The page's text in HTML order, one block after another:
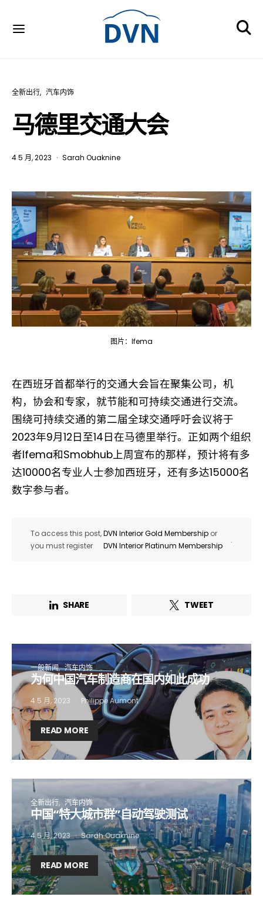
全新出行 汽车内饰
马德里交通大会
4 5 月, 2023 Sarah Ouaknine
图片：Ifema
在西班牙首都举行的交通大会旨在聚集公司，机
构，协会和专家，就节能和可持续交通进行交流。
围绕可持续交通的第二届全球交通呼吁会议将于
2023年9月12日至14日在马德里举行。正如两个组织
者Ifema和Smobhub上周宣布的那样，预计将有多
达10000名专业人士参加西班牙，还有多达15000名
数字参与者。
To access this post,
you must register
DVN Interior Gold Membership or
DVN Interior Platinum Membership
.
SHARE TWEET
一般新闻 汽车内饰
为何中国汽车制造商在国内如此成功
4 5 月, 2023 Philippe Aumont
READ MORE
全新出行 汽车内饰
中国“特大城市群”自动驾驶测试
4 5 月, 2023 Sarah Ouaknine
READ MORE